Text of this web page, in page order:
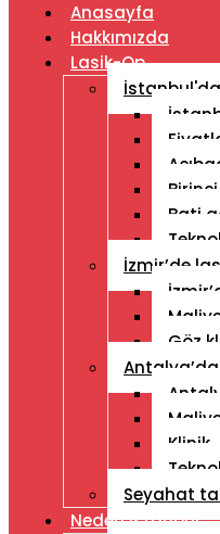
Anasayfa
Hakkımızda
Lasik-Op
Bati
İzmir’de
Göz
Klinik
Seyahat
Neden Istanbul